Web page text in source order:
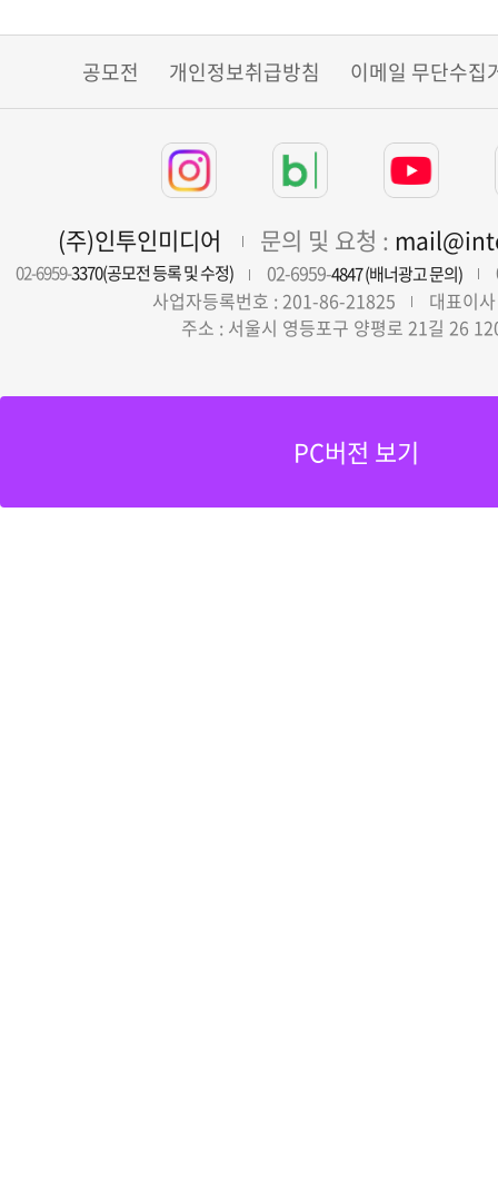
공모전 개인정보취급방침 이메일 무단수집
(주)인투인미디어 문의 및 요청 :
02-6959-3370(공모전 등록 및 수정) 02-6959-4847 (배너광고 문의)
사업자등록번호 : 201-86-21825
대표이
주소 : 서울시 영등포구 양평로 21길 26
PC버전 보기